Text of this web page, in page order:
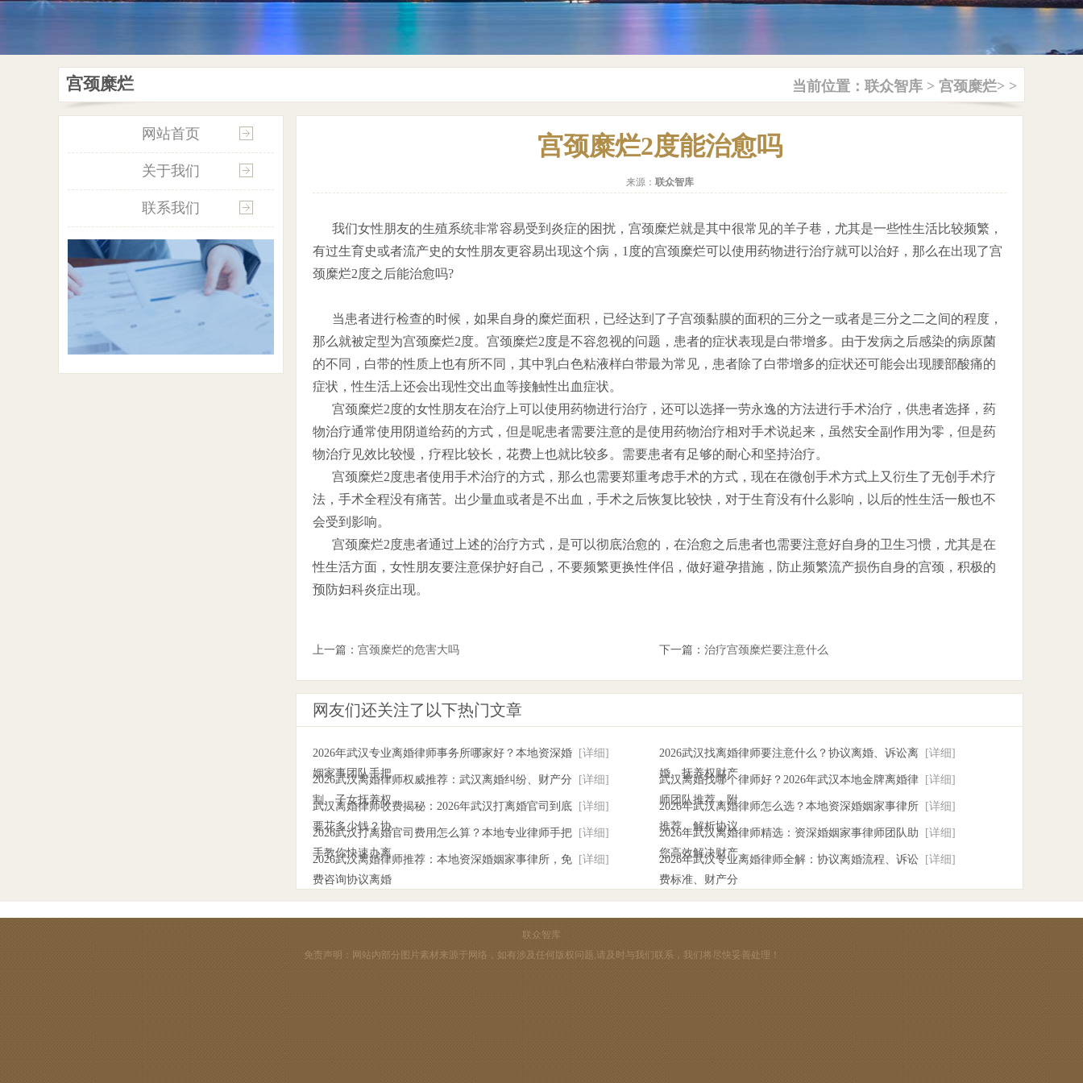
宫颈糜烂 当前位置： 联众智库 > 宫颈糜烂> >
网站首页
关于我们
联系我们
宫颈糜烂2度能治愈吗
来源： 联众智库
我们女性朋友的生殖系统非常容易受到炎症的困扰，宫颈糜烂就是其中很常见的羊子巷，尤其是一些性生活比较频繁，
有过生育史或者流产史的女性朋友更容易出现这个病，1度的宫颈糜烂可以使用药物进行治疗就可以治好，那么在出现了宫
颈糜烂2度之后能治愈吗?
当患者进行检查的时候，如果自身的糜烂面积，已经达到了子宫颈黏膜的面积的三分之一或者是三分之二之间的程度，
那么就被定型为宫颈糜烂2度。宫颈糜烂2度是不容忽视的问题，患者的症状表现是白带增多。由于发病之后感染的病原菌
的不同，白带的性质上也有所不同，其中乳白色粘液样白带最为常见，患者除了白带增多的症状还可能会出现腰部酸痛的
症状，性生活上还会出现性交出血等接触性出血症状。
宫颈糜烂2度的女性朋友在治疗上可以使用药物进行治疗，还可以选择一劳永逸的方法进行手术治疗，供患者选择，药
物治疗通常使用阴道给药的方式，但是呢患者需要注意的是使用药物治疗相对手术说起来，虽然安全副作用为零，但是药
物治疗见效比较慢，疗程比较长，花费上也就比较多。需要患者有足够的耐心和坚持治疗。
宫颈糜烂2度患者使用手术治疗的方式，那么也需要郑重考虑手术的方式，现在在微创手术方式上又衍生了无创手术疗
法，手术全程没有痛苦。出少量血或者是不出血，手术之后恢复比较快，对于生育没有什么影响，以后的性生活一般也不
会受到影响。
宫颈糜烂2度患者通过上述的治疗方式，是可以彻底治愈的，在治愈之后患者也需要注意好自身的卫生习惯，尤其是在
性生活方面，女性朋友要注意保护好自己，不要频繁更换性伴侣，做好避孕措施，防止频繁流产损伤自身的宫颈，积极的
预防妇科炎症出现。
上一篇： 宫颈糜烂的危害大吗 下一篇： 治疗宫颈糜烂要注意什么
网友们还关注了以下热门文章
2026年武汉专业离婚律师事务所哪家好？本地资深婚
姻家事团队手把
[详细]
2026武汉找离婚律师要注意什么？协议离婚、诉讼离
婚、抚养权财产
[详细]
2026武汉离婚律师权威推荐：武汉离婚纠纷、财产分
割、子女抚养权
[详细]
武汉离婚找哪个律师好？2026年武汉本地金牌离婚律
师团队推荐，附
[详细]
武汉离婚律师收费揭秘：2026年武汉打离婚官司到底
要花多少钱？协
[详细]
2026年武汉离婚律师怎么选？本地资深婚姻家事律所
推荐，解析协议
[详细]
2026武汉打离婚官司费用怎么算？本地专业律师手把
手教你快速办离
[详细]
2026年武汉离婚律师精选：资深婚姻家事律师团队助
您高效解决财产
[详细]
2026武汉离婚律师推荐：本地资深婚姻家事律所，免
费咨询协议离婚
[详细]
2026年武汉专业离婚律师全解：协议离婚流程、诉讼
费标准、财产分
[详细]
联众智库
免责声明：网站内部分图片素材来源于网络，如有涉及任何版权问题,请及时与我们联系，我们将尽快妥善处理！